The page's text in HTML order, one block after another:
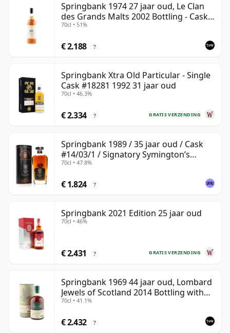
Springbank 1974 27 jaar oud, Le Clan
des Grands Malts 2002 Bottling - Cask
#2284
70cl • 51%
€ 2.188 ?
Springbank Xtra Old Particular - Single
Cask #18281 1992 31 jaar oud
70cl • 46.3%
GRATIS VERZENDING
€ 2.334 ?
Springbank 1989 / 35 jaar oud / Cask
#14/03/1 / Signatory Symington’s
Choice
70cl • 47.8%
€ 1.824 ?
Springbank 2021 Edition 25 jaar oud
70cl • 46%
GRATIS VERZENDING
€ 2.431 ?
Springbank 1969 44 jaar oud, Lombard
Jewels of Scotland 2014 Bottling with
Tube
70cl • 41.1%
€ 2.432 ?